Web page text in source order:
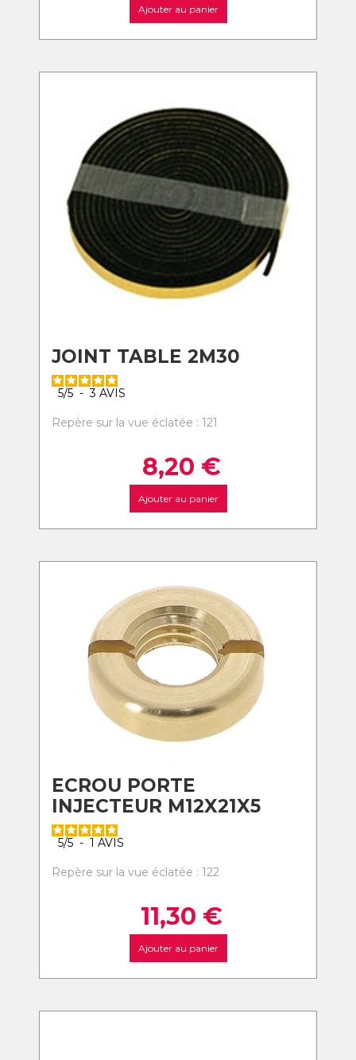
Ajouter au panier
JOINT TABLE 2M30
5/5 - 3 AVIS
Repère sur la vue éclatée : 121
8,20 €
Ajouter au panier
ECROU PORTE
INJECTEUR M12X21X5
5/5 - 1 AVIS
Repère sur la vue éclatée : 122
11,30 €
Ajouter au panier